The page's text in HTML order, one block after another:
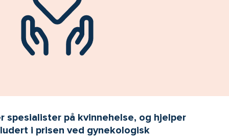
spesialister på kvinnehelse, og hjelper
i prisen ved gynekologisk